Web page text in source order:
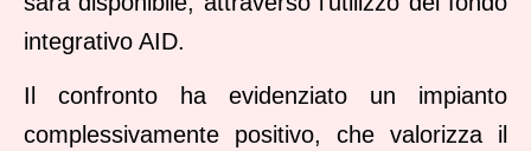
integrativo AID.
Il confronto ha evidenziato un impianto
complessivamente positivo, che valorizza il